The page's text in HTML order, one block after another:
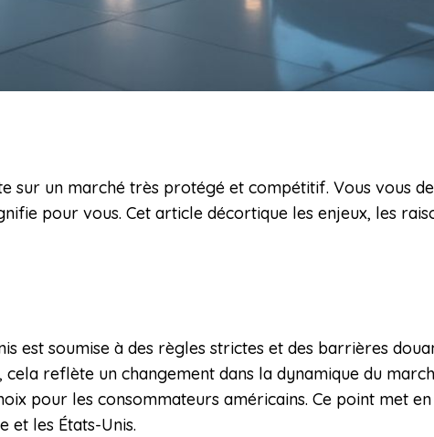
sur un marché très protégé et compétitif. Vous vous
pour vous. Cet article décortique les enjeux, les
est soumise à des règles strictes et des barrières
cela reflète un changement dans la dynamique du
pour les consommateurs américains. Ce point met
et les États-Unis.